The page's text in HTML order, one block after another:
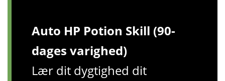
Auto HP Potion Skill (90-
dages varighed)
Lær dit dygtighed dit